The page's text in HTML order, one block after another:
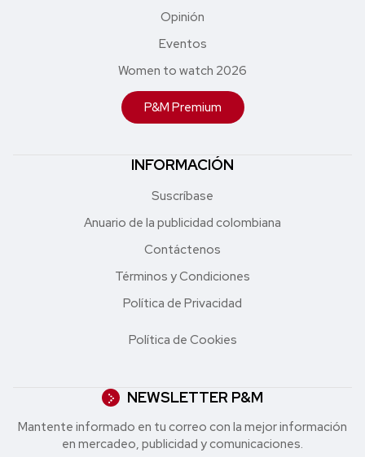
Opinión
Eventos
Women to watch 2026
P&M Premium
INFORMACIÓN
Suscríbase
Anuario de la publicidad colombiana
Contáctenos
Términos y Condiciones
Política de Privacidad
Política de Cookies
NEWSLETTER P&M
Mantente informado en tu correo con la mejor in formación
en mercadeo, publicidad y comunicaciones.